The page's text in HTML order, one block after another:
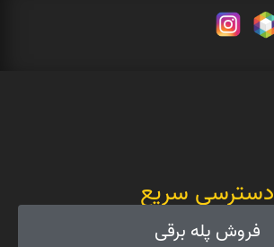
دسترسی سریع
فروش پله برقی